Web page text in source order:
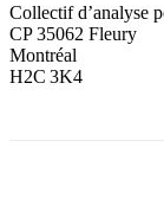
Collectif d’analyse
CP 35062 Fleury
Montréal
H2C 3K4